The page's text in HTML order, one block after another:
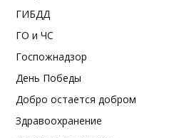
ГИБДД
ГО и ЧС
Госпожнадзор
День Победы
Добро остается добром
Здравоохранение